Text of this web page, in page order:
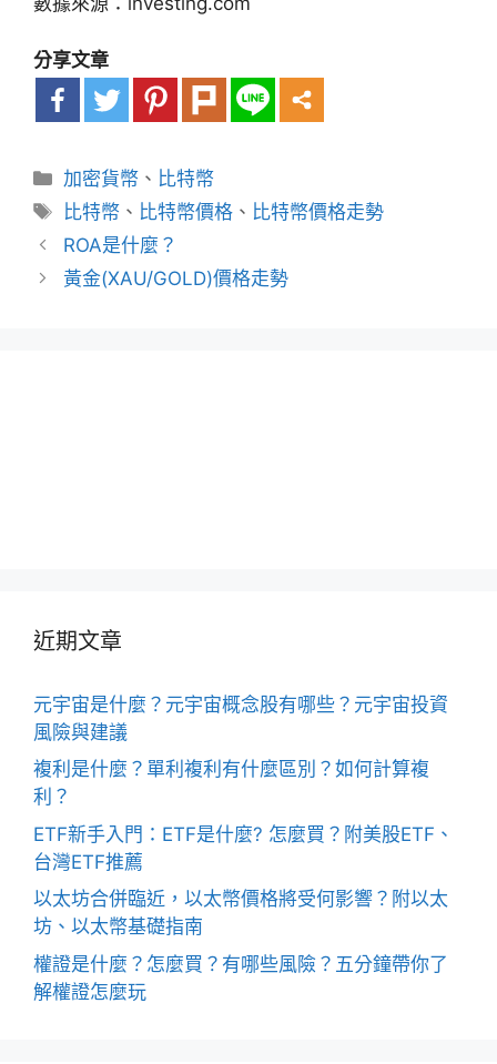
分享文章
分
類
加密貨幣 、 比特幣
標
籤
比特幣 、 比特幣價格 、 比特幣價格走勢
文
章
ROA是什麼？
黃金(XAU/GOLD)價格走勢
近期文章
元宇宙是什麼？元宇宙概念股有哪些？元宇宙投資
風險與建議
複利是什麼？單利複利有什麼區別？如何計算複
利？
ETF新手入門：ETF是什麼? 怎麼買？附美股ETF、
台灣ETF推薦
以太坊合併臨近，以太幣價格將受何影響？附以太
坊、以太幣基礎指南
權證是什麼？怎麼買？有哪些風險？五分鐘帶你了
解權證怎麼玩